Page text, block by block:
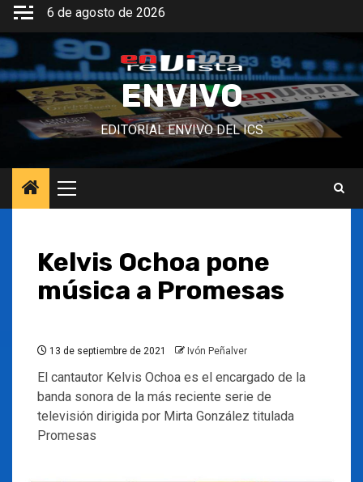
Saltar
contenido
6 de agosto de 2026
ENVIVO
EDITORIAL ENVIVO DEL ICS
Menú
principal
Kelvis Ochoa pone
música a Promesas
13 de septiembre de 2021 Ivón Peñalver
El cantautor Kelvis Ochoa es el encargado de la
banda sonora de la más reciente serie de
televisión dirigida por Mirta González titulada
Promesas